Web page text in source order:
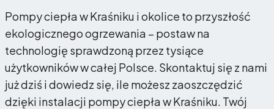
Pompy ciepła w Kraśniku i okolice to przyszłość
ekologicznego ogrzewania – postaw na
technologię sprawdzoną przez tysiące
użytkowników w całej Polsce. Skontaktuj się z nami
już dziś i dowiedz się, ile możesz zaoszczędzić
dzięki instalacji pompy ciepła w Kraśniku. Twój